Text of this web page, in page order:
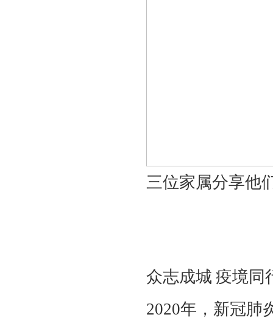
三位家属分享他
众志成城 疫境同
2020年，新冠肺